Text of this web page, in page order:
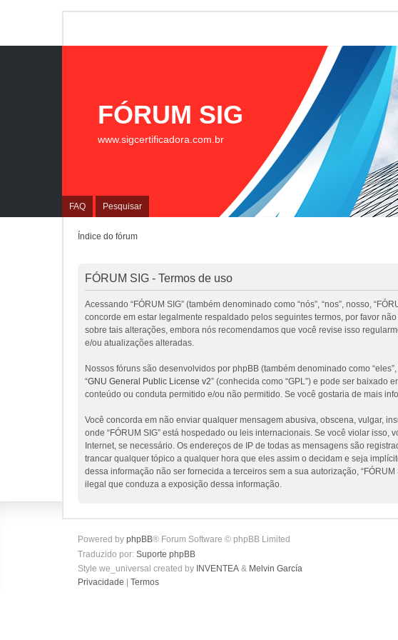
FAQ Pesquisar
FÓRUM SIG
www.sigcertificadora.com.br
Índice do fórum
FÓRUM SIG - Termos de uso
Acessando “FÓRUM SIG” (também denominado como “nós”, “nos”, nosso,
concorde em estar legalmente respaldado pelos seguintes termos, por favor
sobre tais alterações, embora nós recomendamos que você revise isso
e/ou atualizações alteradas.
Nossos fóruns são desenvolvidos por phpBB (também denominado como
“GNU General Public License v2” (conhecida como “GPL”) e pode ser baixado
conteúdo ou conduta permitido e/ou não permitido. Se você gostaria de mais
Você concorda em não enviar qualquer mensagem abusiva, obscena, vulgar,
onde “FÓRUM SIG” está hospedado ou leis internacionais. Se você violar
Internet, se necessário. Os endereços de IP de todas as mensagens são
trancar qualquer tópico a qualquer hora que eles assim o decidam e seja
dessa informação não ser fornecida a terceiros sem a sua autorização,
ilegal que conduza a exposição dessa informação.
Powered by phpBB® Forum Software © phpBB Limited
Traduzido por: Suporte phpBB
Style we_universal created by INVENTEA & Melvin García
Privacidade
Termos